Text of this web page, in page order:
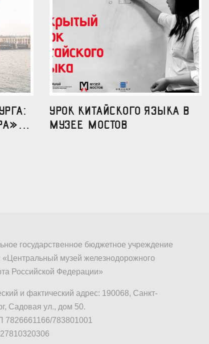
УРОК КИТАЙСКОГО ЯЗЫКА В
МУЗЕЕ МОСТОВ
государственное бюджетное учреждение
«Центральный музей железнодорожного
Российской Федерации»
и фактический адрес: 190068, Санкт-
Садовая ул., дом 50.
783801001